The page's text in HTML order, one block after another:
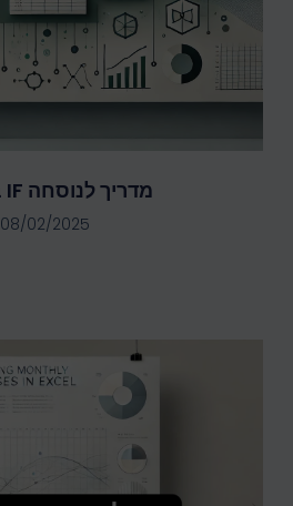
מדריך לנוסחה IF באקסל
08/02/2025